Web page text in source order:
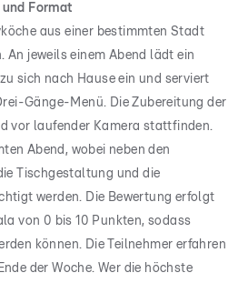
Format
aus einer bestimmten Stadt
An jeweils einem Abend lädt ein
sich nach Hause ein und serviert
Gänge-Menü. Die Zubereitung der
vor laufender Kamera stattfinden.
Abend, wobei neben den
Tischgestaltung und die
werden. Die Bewertung erfolgt
von 0 bis 10 Punkten, sodass
können. Die Teilnehmer erfahren
der Woche. Wer die höchste